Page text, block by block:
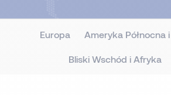
Europa Ameryka Północna
Bliski Wschód i Afryka